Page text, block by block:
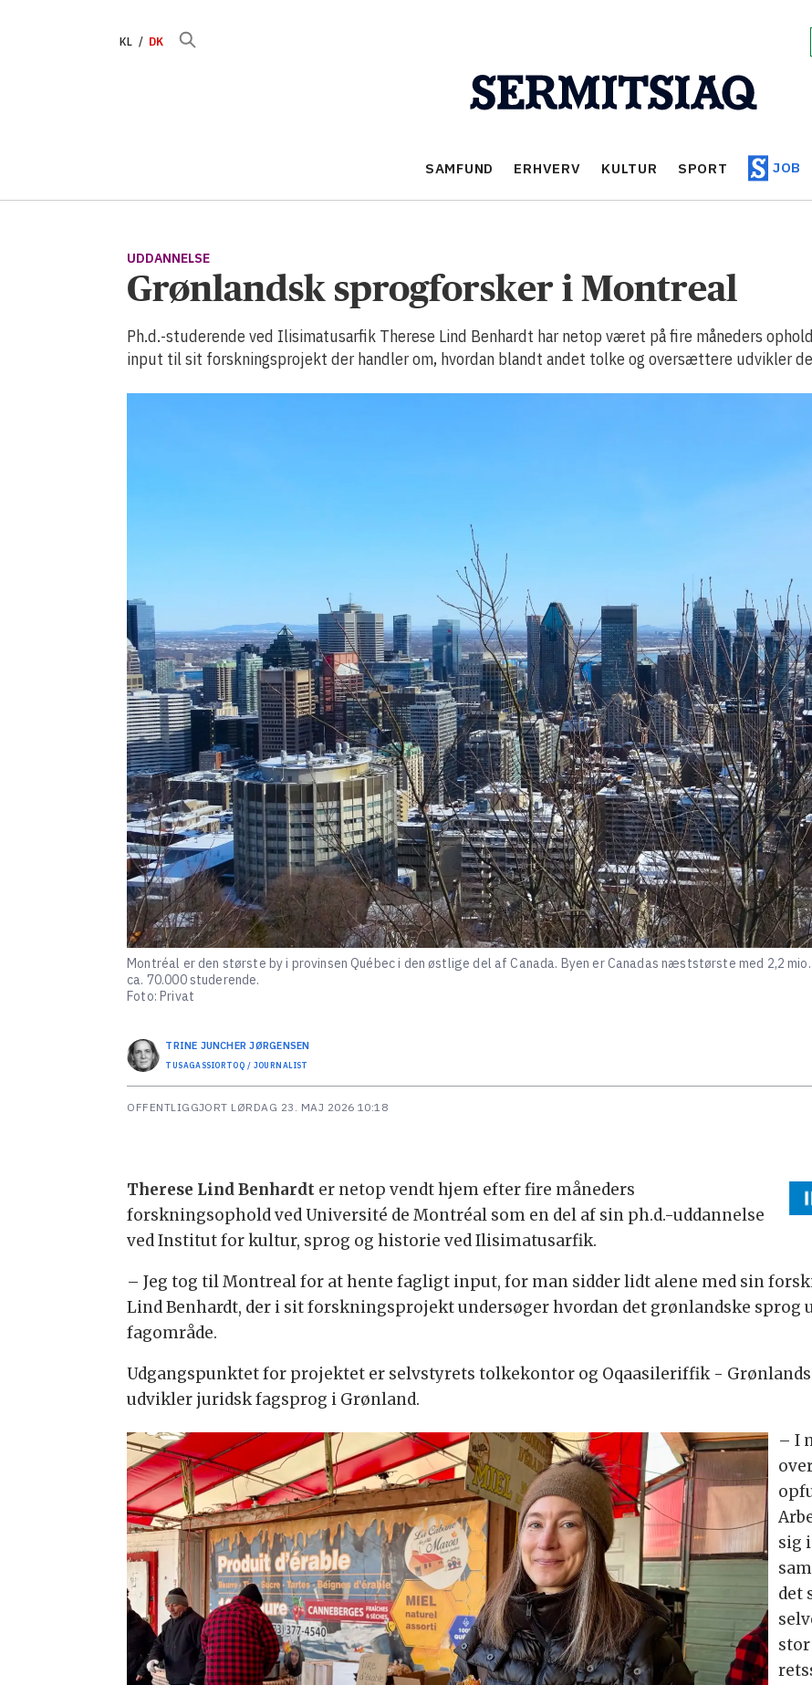
KL DK
SAMFUND ERHVERV KULTUR SPORT JOB
UDDANNELSE
Grønlandsk sprogforsker i Montreal
Ph.d.-studerende ved Ilisimatusarfik Therese Lind Benhardt har netop været på fire måneders
input til sit forskningsprojekt der handler om, hvordan blandt andet tolke og oversættere udvikler
Montréal er den største by i provinsen Québec i den østlige del af Canada. Byen er Canadas næststørste med 2,2
ca. 70.000 studerende.
Foto: Privat
TRINE JUNCHER JØRGENSEN
TUSAGASSIORTOQ / JOURNALIST
OFFENTLIGGJORT LØRDAG 23. MAJ 2026 10:18
Therese Lind Benhardt er netop vendt hjem efter fire måneders
forskningsophold ved Université de Montréal som en del af sin ph.d.-uddannelse
ved Institut for kultur, sprog og historie ved Ilisimatusarfik.
– Jeg tog til Montreal for at hente fagligt input, for man sidder lidt alene med sin
Lind Benhardt, der i sit forskningsprojekt undersøger hvordan det grønlandske
fagområde.
Udgangspunktet for projektet er selvstyrets tolkekontor og Oqaasileriffik -
udvikler juridsk fagsprog i Grønland.
– I
sig
det